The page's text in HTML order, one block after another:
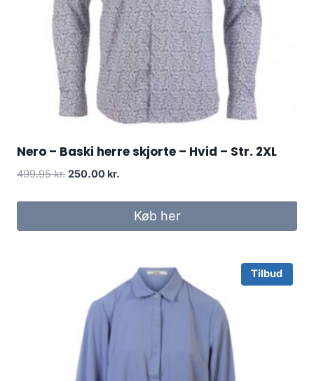
Nero – Baski herre skjorte – Hvid – Str. 2XL
499.95kr. Original
was:
250.00 kr.
is:
250.00 kr..
Køb her
Tilbud